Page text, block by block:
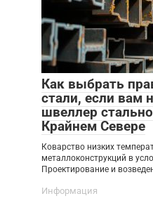
Как выбрать
стали, если вам
швеллер
Крайнем Севере
Коварство низких
металлоконструкций в
Проектирование и
Информация